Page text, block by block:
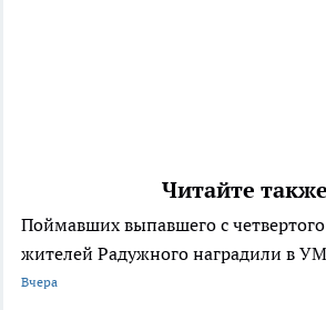
Читайте
Поймавших выпавшего с
жителей Радужного наградили в
Вчера